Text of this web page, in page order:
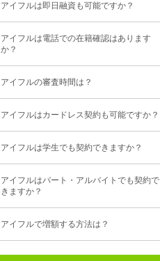
アイフルは即日融資も可能ですか？
アイフルは電話での在籍確認はあります
か？
アイフルの審査時間は？
アイフルはカードレス契約も可能ですか？
アイフルは学生でも契約できますか？
アイフルはパート・アルバイトでも契約で
きますか？
アイフルで増額する方法は？